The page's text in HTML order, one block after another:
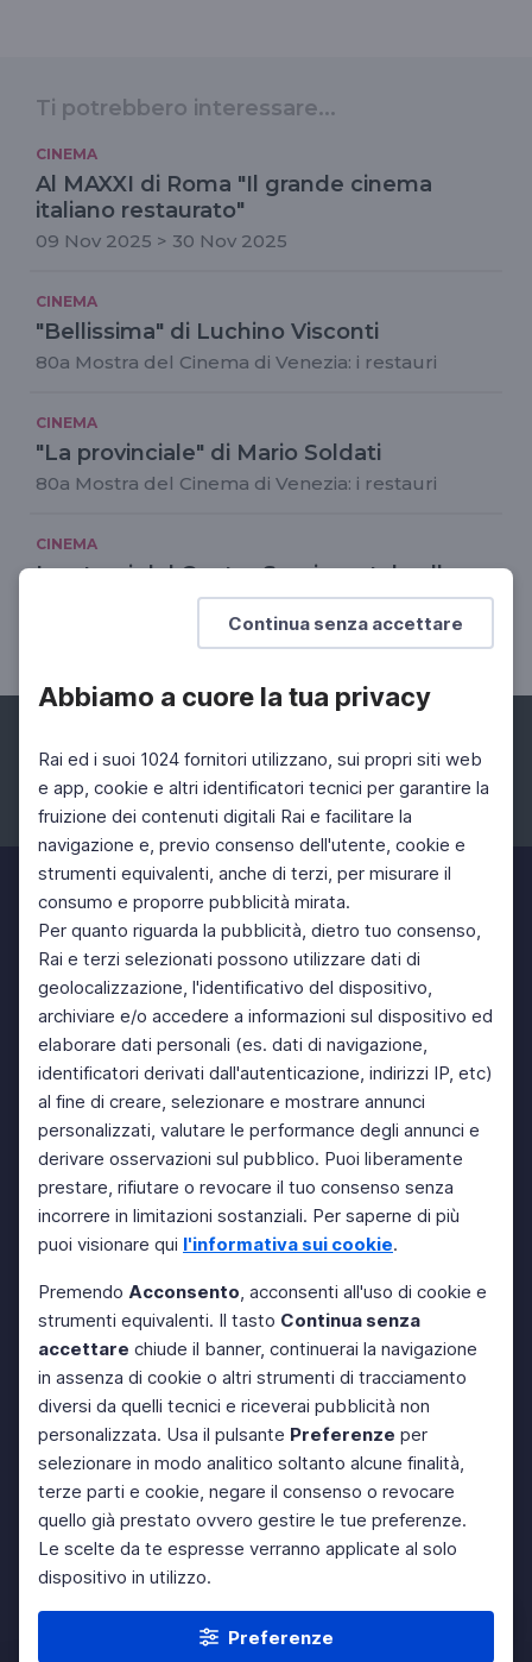
Continua senza accettare
Abbiamo a cuore la tua privacy
Rai ed i suoi 1024 fornitori utilizzano, sui propri siti web
e app, cookie e altri identificatori tecnici per garantire la
fruizione dei contenuti digitali Rai e facilitare la
navigazione e, previo consenso dell'utente, cookie e
strumenti equivalenti, anche di terzi, per misurare il
consumo e proporre pubblicità mirata.
Per quanto riguarda la pubblicità, dietro tuo consenso,
Rai e terzi selezionati possono utilizzare dati di
geolocalizzazione, l'identificativo del dispositivo,
archiviare e/o accedere a informazioni sul dispositivo ed
elaborare dati personali (es. dati di navigazione,
identificatori derivati dall'autenticazione, indirizzi IP, etc)
al fine di creare, selezionare e mostrare annunci
personalizzati, valutare le performance degli annunci e
derivare osservazioni sul pubblico. Puoi liberamente
prestare, rifiutare o revocare il tuo consenso senza
incorrere in limitazioni sostanziali. Per saperne di più
puoi visionare qui l'informativa sui cookie.
Premendo Acconsento, acconsenti all'uso di cookie e
strumenti equivalenti. Il tasto Continua senza
accettare chiude il banner, continuerai la navigazione
in assenza di cookie o altri strumenti di tracciamento
diversi da quelli tecnici e riceverai pubblicità non
personalizzata. Usa il pulsante Preferenze per
selezionare in modo analitico soltanto alcune finalità,
terze parti e cookie, negare il consenso o revocare
quello già prestato ovvero gestire le tue preferenze.
Le scelte da te espresse verranno applicate al solo
dispositivo in utilizzo.
Preferenze
Ti potrebbero interessare...
CINEMA
Al MAXXI di Roma "Il grande cinema
italiano restaurato"
09 Nov 2025 > 30 Nov 2025
CINEMA
"Bellissima" di Luchino Visconti
80a Mostra del Cinema di Venezia: i restauri
CINEMA
"La provinciale" di Mario Soldati
80a Mostra del Cinema di Venezia: i restauri
CINEMA
I restauri del Centro Sperimentale alla
Festa del Cinema di Roma
Facebook Instagram Twitter